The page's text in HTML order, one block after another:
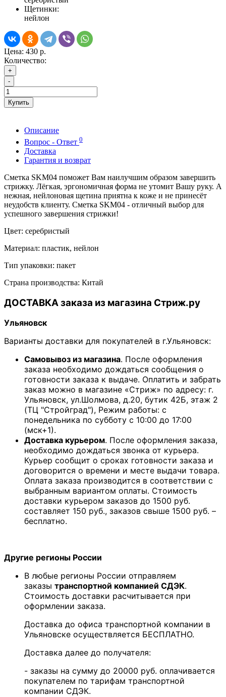
Щетинки:
нейлон
Цена: 430 р.
Количество:
+
-
Купить
Описание
Вопрос - Ответ 0
Доставка
Гарантия и возврат
Сметка SKM04 поможет Вам наилучшим образом завершить
стрижку. Лёгкая, эргономичная форма не утомит Вашу руку. А
нежная, нейлоновая щетина приятна к коже и не принесёт
неудобств клиенту. Сметка SKM04 - отличный выбор для
успешного завершения стрижки!
Цвет: серебристый
Материал: пластик, нейлон
Тип упаковки: пакет
Страна производства: Китай
ДОСТАВКА заказа из магазина Стриж.ру
Ульяновск
Варианты доставки для покупателей в г.Ульяновск:
Самовывоз из магазина. После оформления
заказа необходимо дождаться сообщения о
готовности заказа к выдаче. Оплатить и забрать
заказ можно в магазине «Стриж» по адресу: г.
Ульяновск, ул.Шолмова, д.20, бутик 42Б, этаж 2
(ТЦ "Стройград"), Режим работы: с
понедельника по субботу с 10:00 до 17:00
(мск+1).
Доставка курьером. После оформления заказа,
необходимо дождаться звонка от курьера.
Курьер сообщит о сроках готовности заказа и
договорится о времени и месте выдачи товара.
Оплата заказа производится в соответствии с
выбранным вариантом оплаты. Стоимость
доставки курьером заказов до 1500 руб.
составляет 150 руб., заказов свыше 1500 руб. –
бесплатно.
Другие регионы России
В любые регионы России отправляем
заказы транспортной компанией СДЭК.
Стоимость доставки расчитывается при
оформлении заказа.
Доставка до офиса транспортной компании в
Ульяновске осуществляется БЕСПЛАТНО.
Доставка далее до получателя:
- заказы на сумму до 20000 руб. оплачивается
покупателем по тарифам транспортной
компании СДЭК.